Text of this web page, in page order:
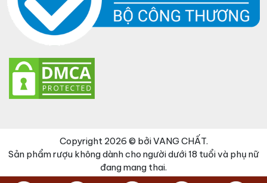
Copyright 2026 © bởi VANG CHẤT.
Sản phẩm rượu không dành cho người dưới 18 tuổi và phụ nữ
đang mang thai.